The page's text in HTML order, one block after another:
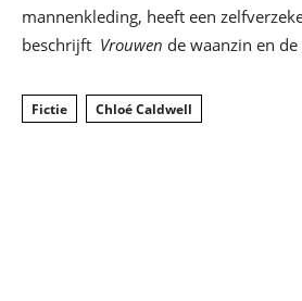
mannenkleding, heeft een
beschrijft Vrouwen de waanzin en
Fictie Chloé Caldwell